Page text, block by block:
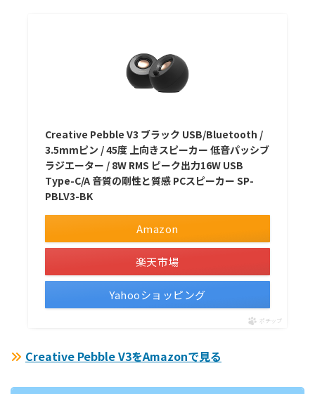
Creative Pebble V3 ブラック USB/Bluetooth /
3.5mmピン / 45度 上向きスピーカー 低音パッシブ
ラジエーター / 8W RMS ピーク出力16W USB
Type-C/A 音質の剛性と質感 PCスピーカー SP-
PBLV3-BK
Amazon
楽天市場
Yahooショッピング
ポチップ
Creative Pebble V3をAmazonで見る